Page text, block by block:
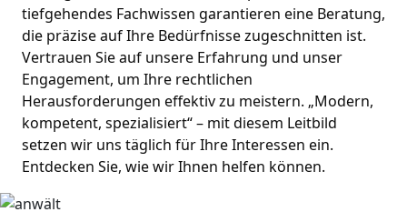
tiefgehendes Fachwissen garantieren eine Beratung,
die präzise auf Ihre Bedürfnisse zugeschnitten ist.
Vertrauen Sie auf unsere Erfahrung und unser
Engagement, um Ihre rechtlichen
Herausforderungen effektiv zu meistern. „Modern,
kompetent, spezialisiert“ – mit diesem Leitbild
setzen wir uns täglich für Ihre Interessen ein.
Entdecken Sie, wie wir Ihnen helfen können.